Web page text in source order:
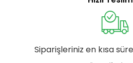
Siparişleriniz en kısa